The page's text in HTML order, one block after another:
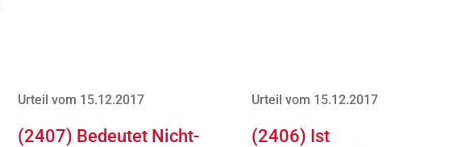
Urteil vom 15.12.2017
(2407) Bedeutet Nicht-
Urteil vom 15.12.2017
(2406) Ist